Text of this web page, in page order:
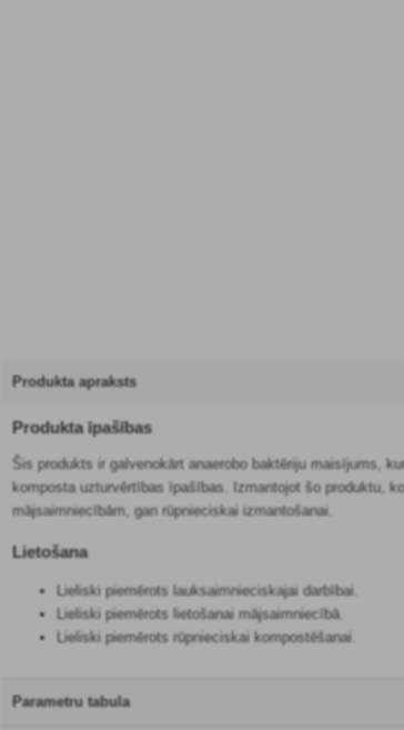
Produkta apraksts
Produkta īpašības
Šis produkts ir galvenokārt anaerobo baktēriju maisījums,
komposta uzturvērtības īpašības. Izmantojot šo produktu,
mājsaimniecībām, gan rūpnieciskai izmantošanai.
Lietošana
Lieliski piemērots lauksaimnieciskajai darbībai.
Lieliski piemērots lietošanai mājsaimniecībā.
Lieliski piemērots rūpnieciskai kompostēšanai.
Parametru tabula